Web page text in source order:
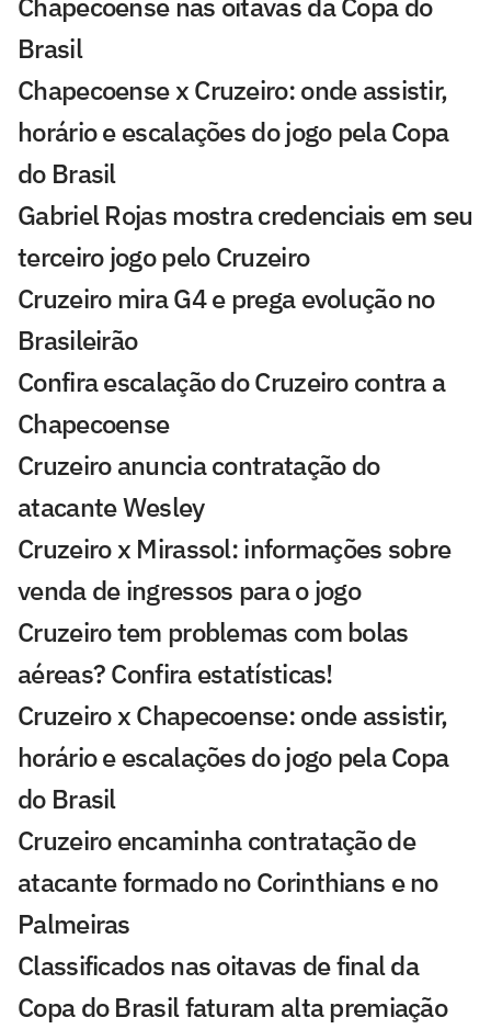
Brasil
Chapecoense x Cruzeiro: onde assistir,
horário e escalações do jogo pela Copa
do Brasil
Gabriel Rojas mostra credenciais em seu
terceiro jogo pelo Cruzeiro
Cruzeiro mira G4 e prega evolução no
Brasileirão
Confira escalação do Cruzeiro contra a
Chapecoense
Cruzeiro anuncia contratação do
atacante Wesley
Cruzeiro x Mirassol: informações sobre
venda de ingressos para o jogo
Cruzeiro tem problemas com bolas
aéreas? Confira estatísticas!
Cruzeiro x Chapecoense: onde assistir,
horário e escalações do jogo pela Copa
do Brasil
Cruzeiro encaminha contratação de
atacante formado no Corinthians e no
Palmeiras
Classificados nas oitavas de final da
Copa do Brasil faturam alta premiação